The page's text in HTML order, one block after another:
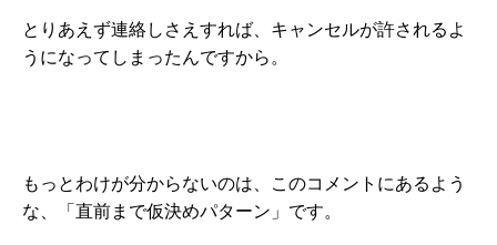
とりあえず連絡しさえすれば、キャンセルが許されるよ
うになってしまったんですから。
もっとわけが分からないのは、このコメントにあるよう
な、「直前まで仮決めパターン」です。